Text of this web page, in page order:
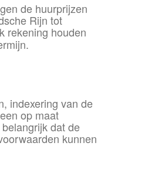
de huurprijzen
Rijn tot
rekening houden
indexering van de
op maat
dat de
kunnen